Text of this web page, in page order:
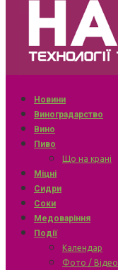
Новини
Виноградарство
Вино
Пиво
Що на крані
Міцні
Сидри
Соки
Медоваріння
Події
Календар
Фото / Відео